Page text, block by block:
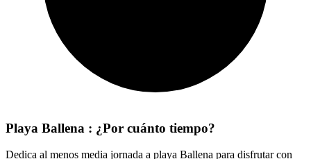
Playa Ballena : ¿Por cuánto tiempo?
Dedica al menos media jornada a playa Ballena para disfrutar con